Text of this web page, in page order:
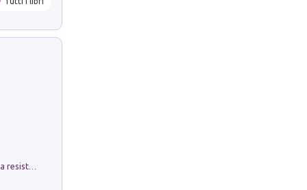
Memorial Santa Giulia. Sculture per la resistenza Monchio di Palagano